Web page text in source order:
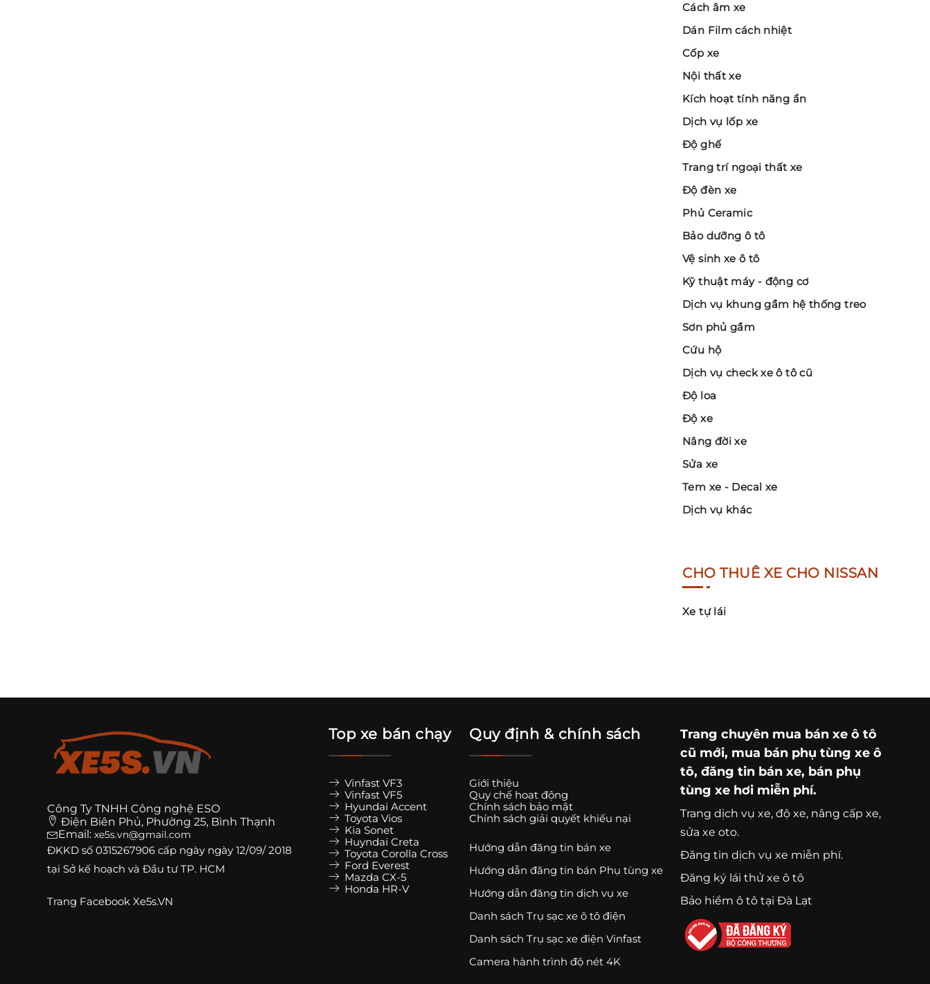
Cách âm xe
Dán Film cách nhiệt
Cốp xe
Nội thất xe
Kích hoạt tính năng ẩn
Dịch vụ lốp xe
Độ ghế
Trang trí ngoại thất xe
Độ đèn xe
Phủ Ceramic
Bảo dưỡng ô tô
Vệ sinh xe ô tô
Kỹ thuật máy - động cơ
Dịch vụ khung gầm hệ thống treo
Sơn phủ gầm
Cứu hộ
Dịch vụ check xe ô tô cũ
Độ loa
Độ xe
Nâng đời xe
Sửa xe
Tem xe - Decal xe
Dịch vụ khác
CHO THUÊ XE CHO NISSAN
Xe tự lái
Công Ty TNHH Công nghệ ESO
Điện Biên Phủ, Phường 25, Bình Thạnh
Email: xe5s.vn@gmail.com
ĐKKD số 0315267906 cấp ngày ngày 12/09/ 2018
tại Sở kế hoạch và Đầu tư TP. HCM
Trang Facebook Xe5s.VN
Top xe bán chạy
Vinfast VF3
Vinfast VF5
Hyundai Accent
Toyota Vios
Kia Sonet
Huyndai Creta
Toyota Corolla Cross
Ford Everest
Mazda CX-5
Honda HR-V
Quy định & chính sách
Giới thiệu
Quy chế hoạt động
Chính sách bảo mật
Chính sách giải quyết khiếu nại
Hướng dẫn đăng tin bán xe
Hướng dẫn đăng tin bán Phụ tùng xe
Hướng dẫn đăng tin dịch vụ xe
Danh sách Trụ sạc xe ô tô điện
Danh sách Trụ sạc xe điện Vinfast
Camera hành trình độ nét 4K
Trang chuyên mua bán xe ô tô
cũ mới, mua bán phụ tùng xe ô
tô, đăng tin bán xe, bán phụ
tùng xe hơi miễn phí.
Trang dịch vụ xe, độ xe, nâng cấp xe,
sửa xe oto.
Đăng tin dịch vụ xe miễn phí.
Đăng ký lái thử xe ô tô
Bảo hiểm ô tô tại Đà Lạt